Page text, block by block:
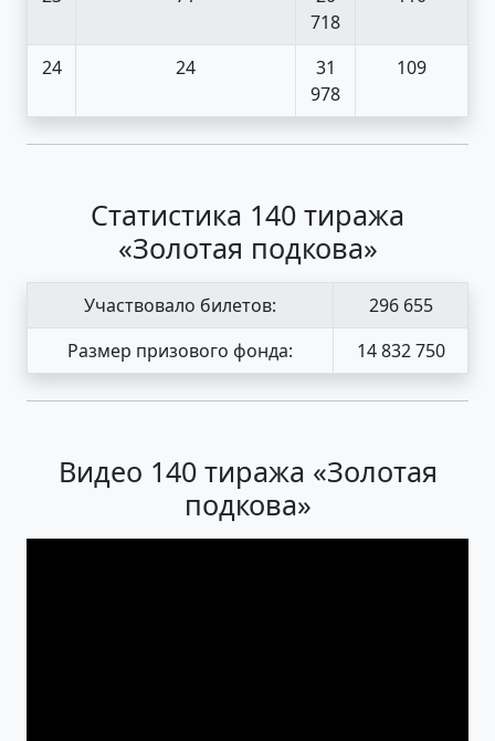
718
24 24
31
978
109
Статистика 140 тиража
«Золотая подкова»
Участвовало билетов:
296 655
Размер призового фонда:
14 832 750
Видео 140 тиража «Золотая
подкова»